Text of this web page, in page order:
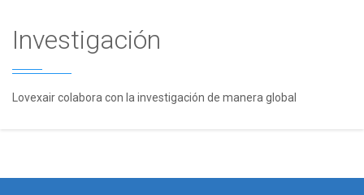
Investigación
Lovexair colabora con la investigación de manera global